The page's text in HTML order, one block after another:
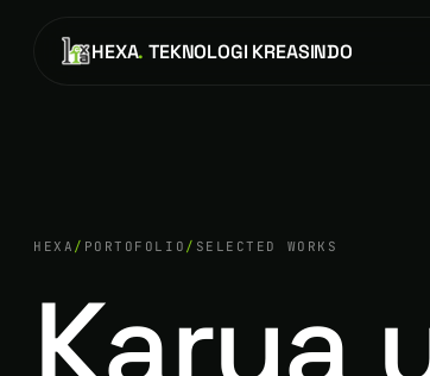
HEXA. TEKNOLOGI KREASINDO
HEXA / PORTOFOLIO / SELECTED WORKS